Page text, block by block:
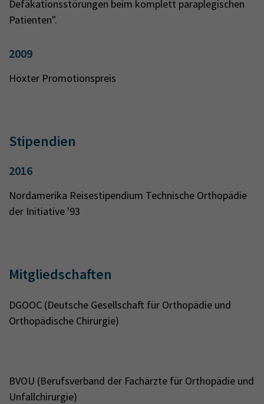
Defäkationsstörungen beim komplett paraplegischen
Patienten".
2009
Höxter Promotionspreis
Stipendien
2016
Nordamerika Reisestipendium Technische Orthopädie
der Initiative '93
Mitgliedschaften
DGOOC (Deutsche Gesellschaft für Orthopädie und
Orthopädische Chirurgie)
BVOU (Berufsverband der Fachärzte für Orthopädie und
Unfallchirurgie)